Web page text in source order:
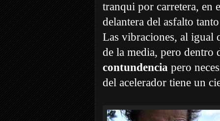
tranqui por carretera, en
delantera del asfalto
Las vibraciones, al igual
de la media, pero
contundencia pero
del acelerador tiene un